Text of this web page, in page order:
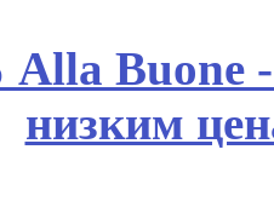
Alla Buone
низким